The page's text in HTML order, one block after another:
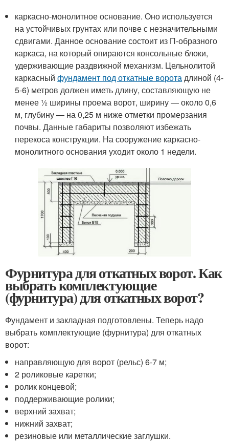
каркасно-монолитное основание. Оно используется
на устойчивых грунтах или почве с незначительными
сдвигами. Данное основание состоит из П-образного
каркаса, на который опираются консольные блоки,
удерживающие раздвижной механизм. Цельнолитой
каркасныйфундамент под откатные воротадлиной (4-
5-6) метров должен иметь длину, составляющую не
менее ½ ширины проема ворот, ширину — около 0,6
м, глубину — на 0,25 м ниже отметки промерзания
почвы. Данные габариты позволяют избежать
перекоса конструкции. На сооружение каркасно-
монолитного основания уходит около 1 недели.
Фурнитура для откатных ворот. Как
выбрать комплектующие
(фурнитура) для откатных ворот?
Фундамент и закладная подготовлены. Теперь надо
выбрать комплектующие (фурнитура) для откатных
ворот:
направляющую для ворот (рельс) 6-7 м;
2 роликовые каретки;
ролик концевой;
поддерживающие ролики;
верхний захват;
нижний захват;
резиновые или металлические заглушки.